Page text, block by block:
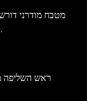
מטבח מודרני
רבים שהופכים את העבודה במטבח לנוחה יותר.
ראש השליפה